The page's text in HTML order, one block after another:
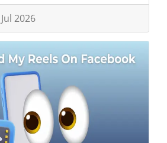
2026